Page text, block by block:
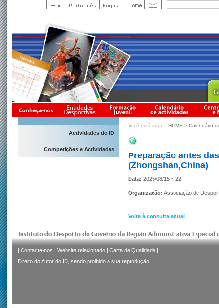
Actividades do ID
Competições e Actividades
Você está aqui： HOME > Calendário
Preparação antes
(Zhongshan,China)
Data: 2025/08/15 ~ 22
Organização: Associação de
Volta à consulta anual
| Contacte-nos | Website relacionado | Carta de Qualidade |
Direito do Autor do ID, sendo proibido a sua reprodução.